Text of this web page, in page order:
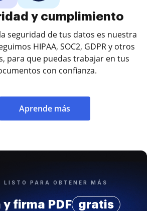
y cumplimiento
seguridad de tus datos es nuestra
HIPAA, SOC2, GDPR y otros
para que puedas trabajar en tus
con confianza.
Aprende más
LISTO PARA OBTENER MÁS
y firma PDF gratis